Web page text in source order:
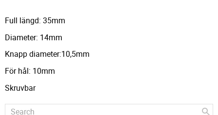
Full längd: 35mm
Diameter: 14mm
Knapp diameter:10,5mm
För hål: 10mm
Skruvbar